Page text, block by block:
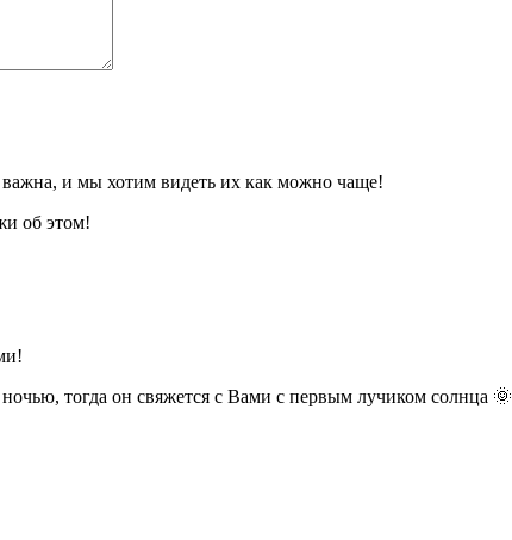
и мы хотим видеть их как можно чаще!
об этом!
тогда он свяжется с Вами с первым лучиком солнца 🌞